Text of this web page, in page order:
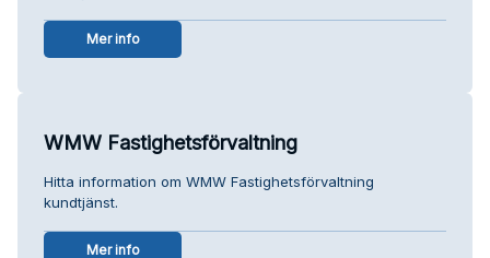
Mer info
WMW Fastighetsförvaltning
Hitta information om WMW Fastighetsförvaltning
kundtjänst.
Mer info